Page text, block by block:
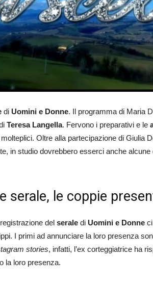
di Uomini e Donne. Il programma di Maria
Teresa Langella. Fervono i preparativi e le
Oltre alla partecipazione di Giulia
in studio dovrebbero esserci anche
serale, le coppie
del serale di Uomini e Donne
I primi ad annunciare la loro presenza
stories, infatti, l’ex corteggiatrice ha
la loro presenza.